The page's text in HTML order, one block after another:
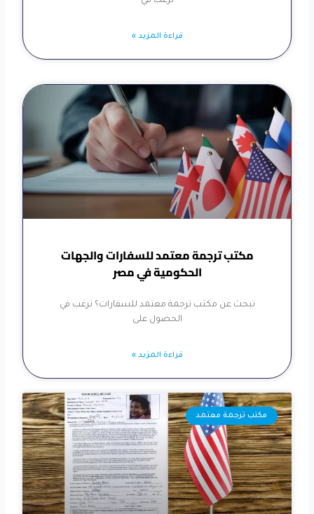
قراءة المزيد »
مكتب ترجمة معتمد للسفارات والجهات
الحكومية في مصر
تبحث عن مكتب ترجمة معتمد للسفارات؟ ترغب في
الحصول على
قراءة المزيد »
مكتب ترجمة معتمد